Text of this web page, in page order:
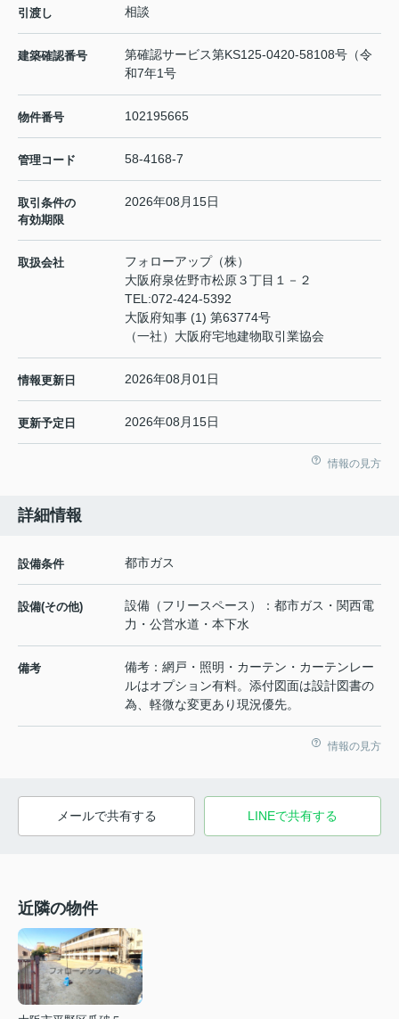
引渡し 相談
建築確認番号
第確認サービス第KS125-0420-58108号（令
和7年1号
物件番号 102195665
管理コード 58-4168-7
取引条件の
有効期限
2026年08月15日
取扱会社
フォローアップ（株）
大阪府泉佐野市松原３丁目１－２
TEL:072-424-5392
大阪府知事 (1) 第63774号
（一社）大阪府宅地建物取引業協会
情報更新日 2026年08月01日
更新予定日 2026年08月15日
情報の見方
詳細情報
設備条件 都市ガス
設備(その他)
設備（フリースペース）：都市ガス・関西電
力・公営水道・本下水
備考
備考：網戸・照明・カーテン・カーテンレー
ルはオプション有料。添付図面は設計図書の
為、軽微な変更あり現況優先。
情報の見方
メールで共有する LINEで共有する
近隣の物件